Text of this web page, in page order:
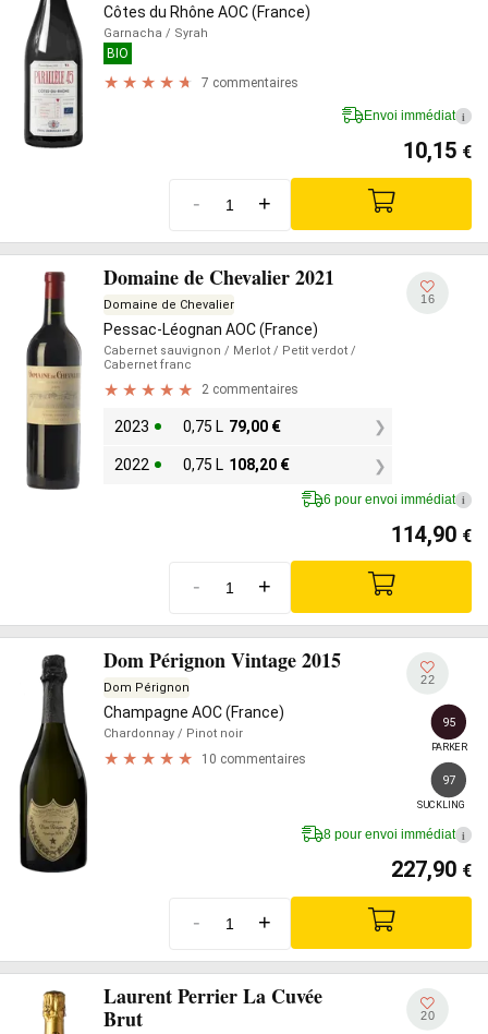
Côtes du Rhône AOC (France)
Garnacha / Syrah
BIO
7 commentaires
Envoi immédiat i
10,15 €
- +
Domaine de Chevalier 2021
Domaine de Chevalier
Pessac-Léognan AOC (France)
Cabernet sauvignon / Merlot / Petit verdot /
Cabernet franc
2 commentaires
2023 0,75 L 79,00 €
2022 0,75 L 108,20 €
16
6 pour envoi immédiat i
114,90 €
- +
Dom Pérignon Vintage 2015
Dom Pérignon
Champagne AOC (France)
Chardonnay / Pinot noir
10 commentaires
22
95
PARKER
97
SUCKLING
8 pour envoi immédiat i
227,90 €
- +
Laurent Perrier La Cuvée
Brut
20